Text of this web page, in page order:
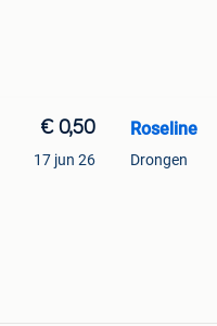
€ 0,50
17 jun 26
Roseline
Drongen